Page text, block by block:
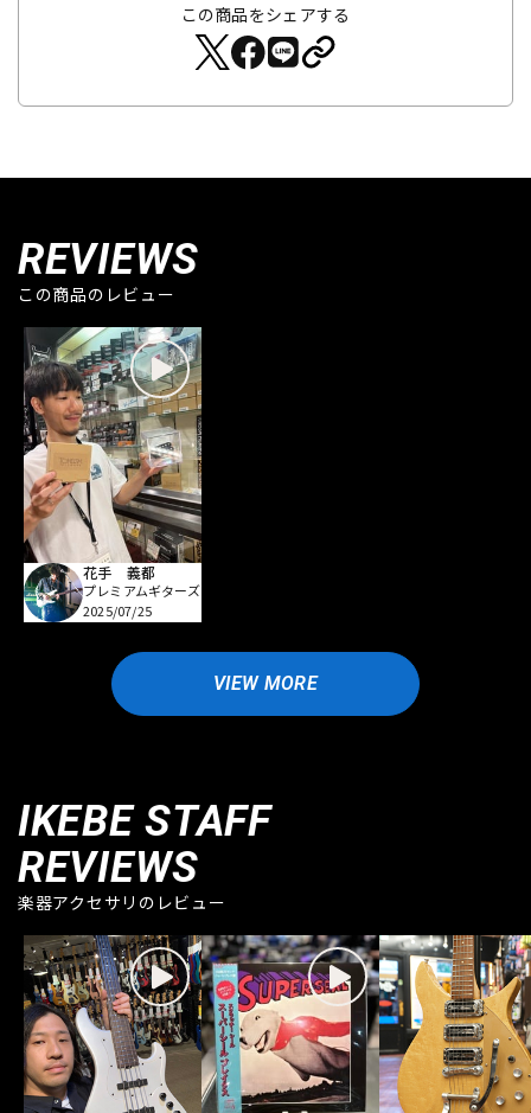
この商品をシェアする
REVIEWS
この商品のレビュー
花手 義都
プレミアムギターズ
2025/07/25
VIEW MORE
IKEBE STAFF
REVIEWS
楽器アクセサリのレビュー